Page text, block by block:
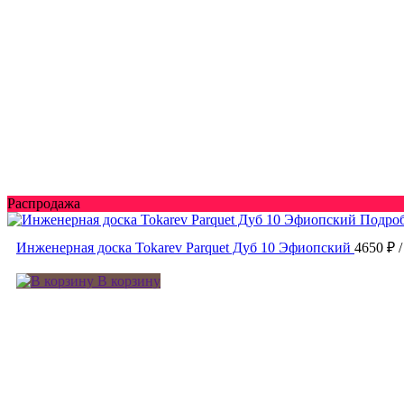
Распродажа
Инженерная доска Tokarev Parquet Дуб 10 Эфиопский 4650 ₽
В корзину